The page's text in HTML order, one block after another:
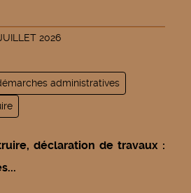
2026
administratives
déclaration de travaux :